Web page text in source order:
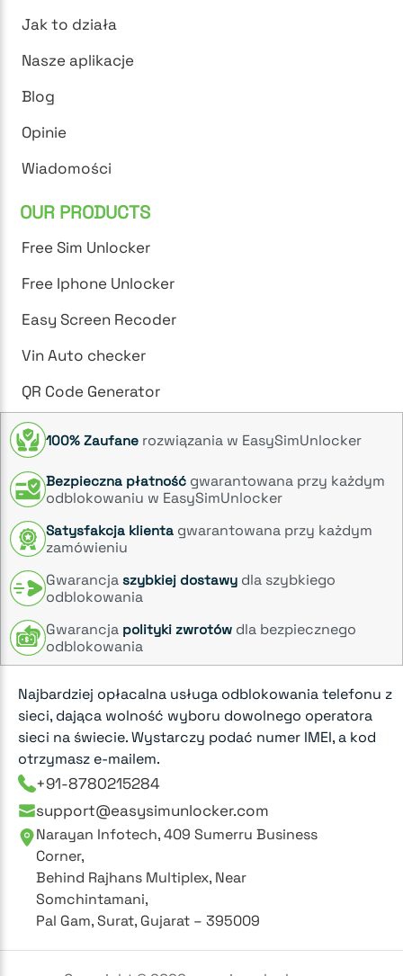
Jak to działa
Nasze aplikacje
Blog
Opinie
Wiadomości
OUR PRODUCTS
Free Sim Unlocker
Free Iphone Unlocker
Easy Screen Recoder
Vin Auto checker
QR Code Generator
100% Zaufane rozwiązania w EasySimUnlocker
Bezpieczna płatność gwarantowana przy każdym
odblokowaniu w EasySimUnlocker
Satysfakcja klienta gwarantowana przy każdym
zamówieniu
Gwarancja szybkiej dostawy dla szybkiego
odblokowania
Gwarancja polityki zwrotów dla bezpiecznego
odblokowania
Najbardziej opłacalna usługa odblokowania telefonu z
sieci, dająca wolność wyboru dowolnego operatora
sieci na świecie. Wystarczy podać numer IMEI, a kod
otrzymasz e-mailem.
+91-8780215284
support@easysimunlocker.com
Narayan Infotech, 409 Sumerru Business
Corner,
Behind Rajhans Multiplex, Near
Somchintamani,
Pal Gam, Surat, Gujarat – 395009